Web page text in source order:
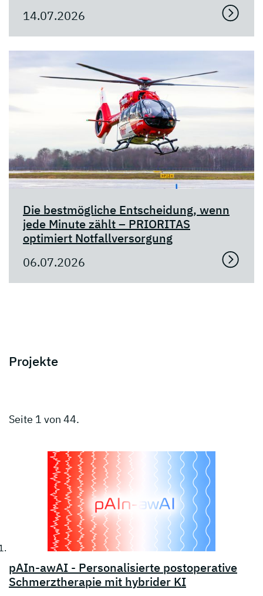
14.07.2026
Die bestmögliche Entscheidung, wenn
jede Minute zählt – PRIORITAS
optimiert Notfallversorgung
06.07.2026
Projekte
Seite 1 von 44.
pAIn-awAI - Personalisierte postoperative
Schmerztherapie mit hybrider KI